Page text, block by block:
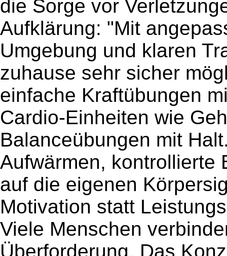
die Sorge vor
Aufklärung: "Mit
Umgebung und klaren
zuhause sehr sicher
einfache Kraftübungen
Cardio-Einheiten wie
Balanceübungen mit
Aufwärmen, kontrollierte
auf die eigenen
Motivation statt
Viele Menschen
Überforderung. Das